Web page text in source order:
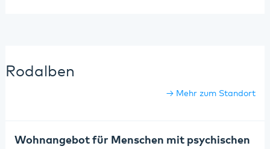
Rodalben
Mehr zum Standort
Wohnangebot für Menschen mit psychischen